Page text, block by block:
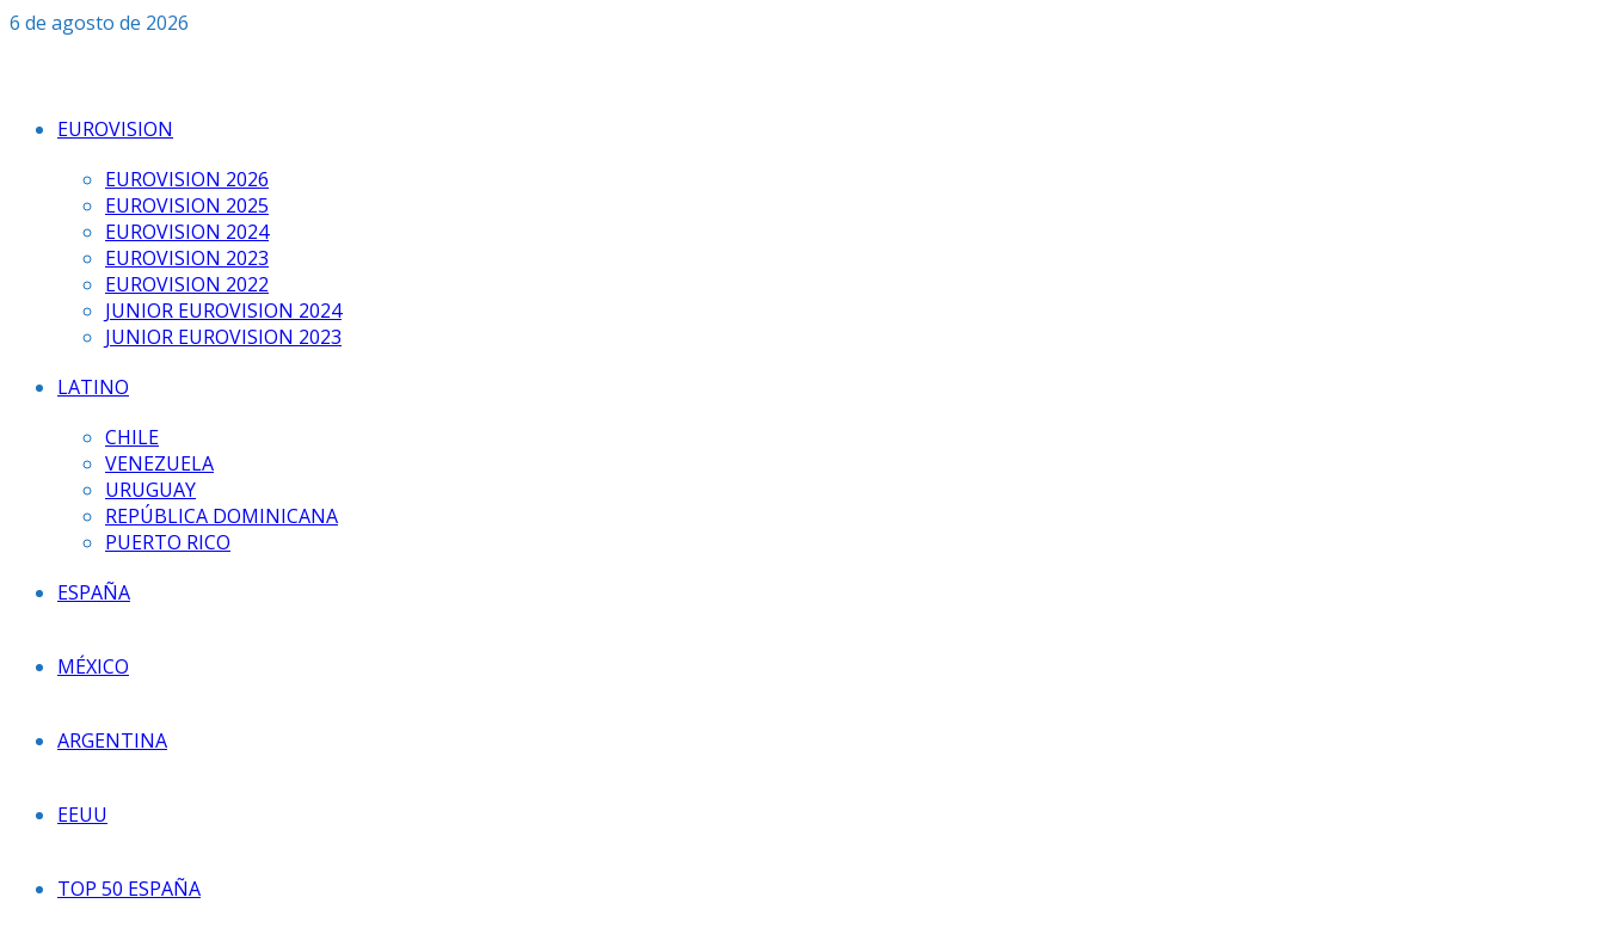
Saltar
6 de agosto de 2026
EUROVISION
EUROVISION 2026
EUROVISION 2025
EUROVISION 2024
EUROVISION 2023
EUROVISION 2022
JUNIOR EUROVISION 2024
JUNIOR EUROVISION 2023
LATINO
CHILE
VENEZUELA
URUGUAY
REPÚBLICA DOMINICANA
PUERTO RICO
ESPAÑA
MÉXICO
ARGENTINA
EEUU
TOP 50 ESPAÑA